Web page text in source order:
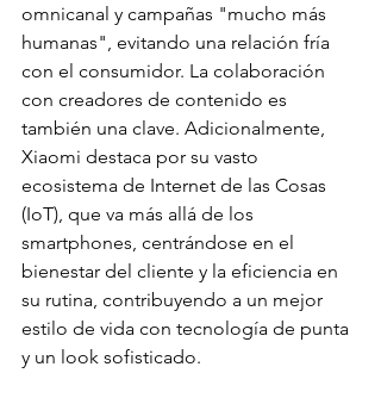
omnicanal y campañas "mucho más
humanas", evitando una relación fría
con el consumidor. La colaboración
con creadores de contenido es
también una clave. Adicionalmente,
Xiaomi destaca por su vasto
ecosistema de Internet de las Cosas
(IoT), que va más allá de los
smartphones, centrándose en el
bienestar del cliente y la eficiencia en
su rutina, contribuyendo a un mejor
estilo de vida con tecnología de punta
y un look sofisticado.